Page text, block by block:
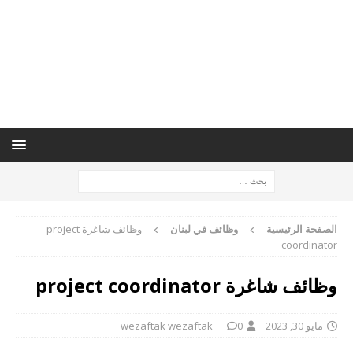
الصفحة الرئيسية وظائف في لبنان
وظائف شاغرة project
coordinator
وظائف شاغرة project coordinator
مايو 30, 2023 wezaftak wezaftak 0